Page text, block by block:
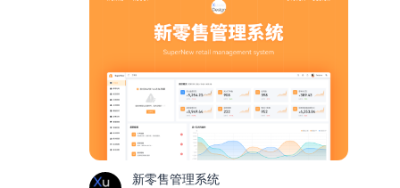
新零售管理系统